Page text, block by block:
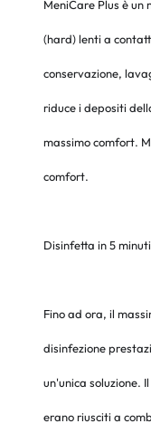
MeniCare Plus è
(hard) lenti a
conservazione,
riduce i depositi
massimo comfort.
comfort.
Disinfetta in 5 minuti
Fino ad ora, il
disinfezione
un'unica soluzione.
erano riusciti a